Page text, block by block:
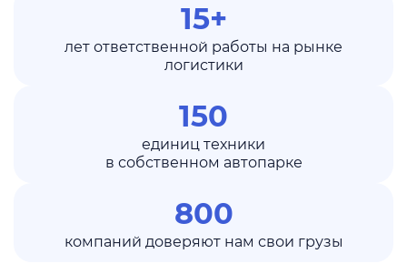
15+
лет ответственной работы на рынке
логистики
150
единиц техники
в собственном автопарке
800
компаний доверяют нам свои грузы